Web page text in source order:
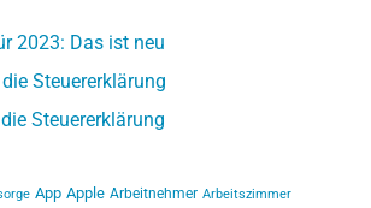
2023: Das ist neu
Steuererklärung
Steuererklärung
App Apple Arbeitnehmer Arbeitszimmer